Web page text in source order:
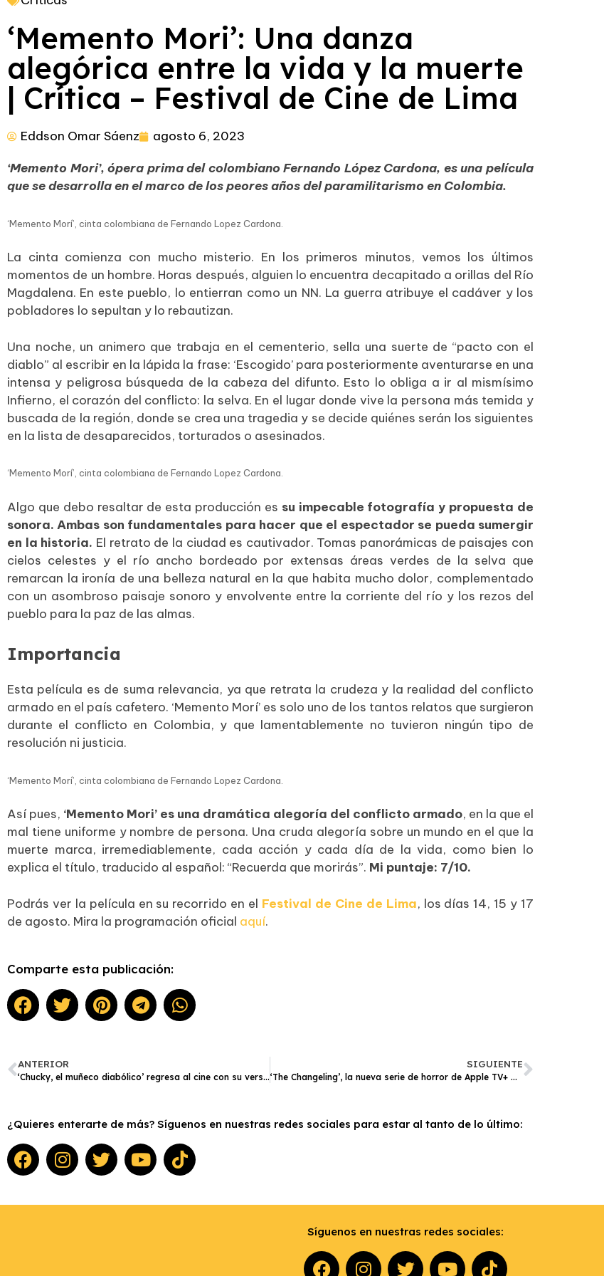
‘Memento Mori’: Una danza
alegórica entre la vida y la muerte
| Crítica – Festival de Cine de Lima
Eddson Omar Sáenz agosto 6, 2023
‘Memento Mori’, ópera prima del colombiano Fernando López Cardona, es una película
que se desarrolla en el marco de los peores años del paramilitarismo en Colombia.
‘Memento Morí’, cinta colombiana de Fernando Lopez Cardona.
La cinta comienza con mucho misterio. En los primeros minutos, vemos los últimos
momentos de un hombre. Horas después, alguien lo encuentra decapitado a orillas del Río
Magdalena. En este pueblo, lo entierran como un NN. La guerra atribuye el cadáver y los
pobladores lo sepultan y lo rebautizan.
Una noche, un animero que trabaja en el cementerio, sella una suerte de “pacto con el
diablo” al escribir en la lápida la frase: ‘Escogido’ para posteriormente aventurarse en una
intensa y peligrosa búsqueda de la cabeza del difunto. Esto lo obliga a ir al mismísimo
Infierno, el corazón del conflicto: la selva. En el lugar donde vive la persona más temida y
buscada de la región, donde se crea una tragedia y se decide quiénes serán los siguientes
en la lista de desaparecidos, torturados o asesinados.
‘Memento Morí’, cinta colombiana de Fernando Lopez Cardona.
Algo que debo resaltar de esta producción es su impecable fotografía y propuesta de
sonora. Ambas son fundamentales para hacer que el espectador se pueda sumergir
en la historia. El retrato de la ciudad es cautivador. Tomas panorámicas de paisajes con
cielos celestes y el río ancho bordeado por extensas áreas verdes de la selva que
remarcan la ironía de una belleza natural en la que habita mucho dolor, complementado
con un asombroso paisaje sonoro y envolvente entre la corriente del río y los rezos del
pueblo para la paz de las almas.
Importancia
Esta película es de suma relevancia, ya que retrata la crudeza y la realidad del conflicto
armado en el país cafetero. ‘Memento Morí’ es solo uno de los tantos relatos que surgieron
durante el conflicto en Colombia, y que lamentablemente no tuvieron ningún tipo de
resolución ni justicia.
‘Memento Morí’, cinta colombiana de Fernando Lopez Cardona.
Así pues, ‘Memento Mori’ es una dramática alegoría del conflicto armado, en la que el
mal tiene uniforme y nombre de persona. Una cruda alegoría sobre un mundo en el que la
muerte marca, irremediablemente, cada acción y cada día de la vida, como bien lo
explica el título, traducido al español: “Recuerda que morirás”. Mi puntaje: 7/10.
Podrás ver la película en su recorrido en el Festival de Cine de Lima, los días 14, 15 y 17
de agosto. Mira la programación oficial aquí.
Comparte esta publicación:
ANTERIOR
‘Chucky, el muñeco diabólico’ regresa al cine con su versión remasterizada
SIGUIENTE
‘The Changeling’, la nueva serie de horror de Apple TV+ presenta su tráiler
¿Quieres enterarte de más? Síguenos en nuestras redes sociales para estar al tanto de lo último:
Síguenos en nuestras redes sociales: